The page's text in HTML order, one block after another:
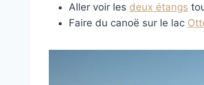
Aller voir les deux étangs
Faire du canoë sur le lac